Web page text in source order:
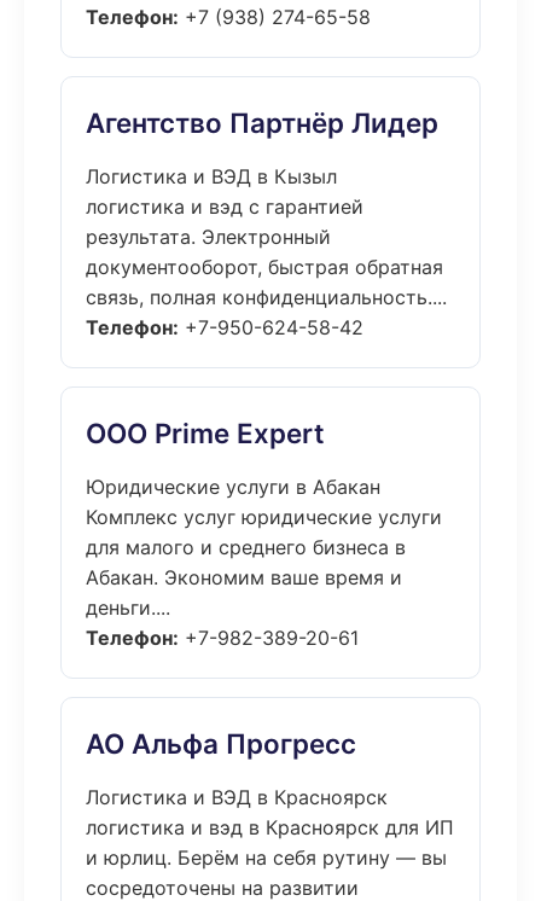
Телефон: +7 (938) 274-65-58
Агентство Партнёр Лидер
Логистика и ВЭД в Кызыл
логистика и вэд с гарантией
результата. Электронный
документооборот, быстрая обратная
связь, полная конфиденциальность....
Телефон: +7-950-624-58-42
ООО Prime Expert
Юридические услуги в Абакан
Комплекс услуг юридические услуги
для малого и среднего бизнеса в
Абакан. Экономим ваше время и
деньги....
Телефон: +7-982-389-20-61
АО Альфа Прогресс
Логистика и ВЭД в Красноярск
логистика и вэд в Красноярск для ИП
и юрлиц. Берём на себя рутину — вы
сосредоточены на развитии